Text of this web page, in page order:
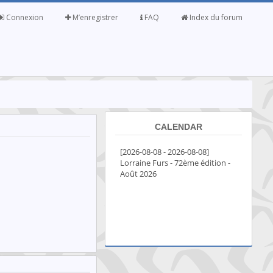
Index du forum
FAQ
M’enregistrer
Connexion
CALENDAR